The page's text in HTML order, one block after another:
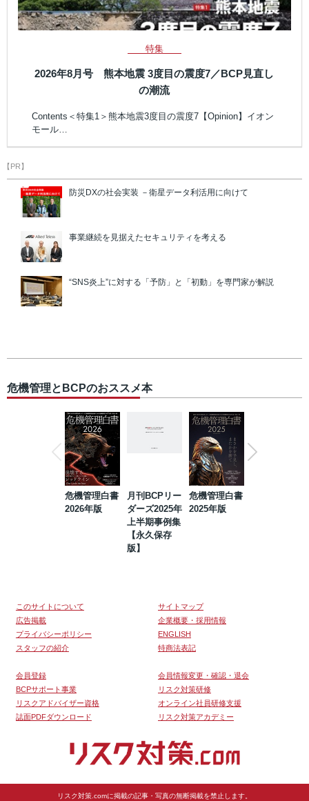
特集
2026年8月号 熊本地震 3度目の震度7／BCP見直し
の潮流
Contents＜特集1＞熊本地震3度目の震度7【Opinion】イオン
モール…
【PR】
防災DXの社会実装 －衛星データ利活用に向けて
事業継続を見据えたセキュリティを考える
“SNS炎上”に対する「予防」と「初動」を専門家が解説
危機管理とBCPのおススメ本
危機管理白書
2026年版
月刊BCPリー
ダーズ2025年
上半期事例集
【永久保存
版】
危機管理白書
2025年版
このサイトについて
サイトマップ
広告掲載
企業概要・採用情報
プライバシーポリシー
ENGLISH
スタッフの紹介
特商法表記
会員登録
会員情報変更・確認・退会
BCPサポート事業
リスク対策研修
リスクアドバイザー資格
オンライン社員研修支援
誌面PDFダウンロード
リスク対策アカデミー
リスク対策.comに掲載の記事・写真の無断掲載を禁止します。